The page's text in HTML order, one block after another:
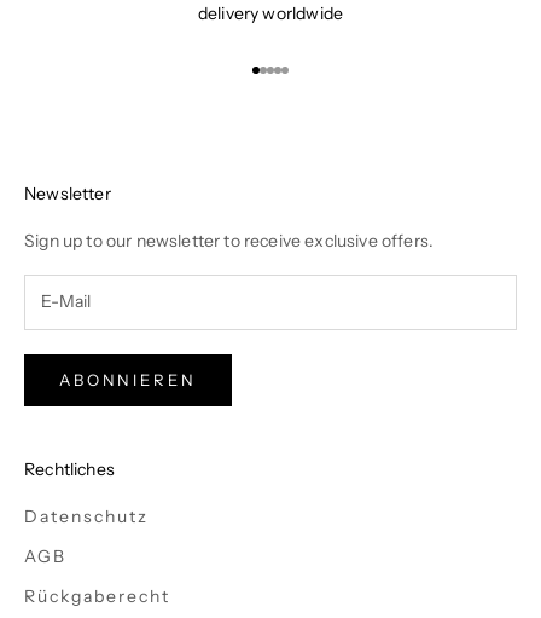
delivery worldwide
Gehe zu Element 1
Gehe zu Element 2
Gehe zu Element 3
Gehe zu Element 4
Gehe zu Element 5
Newsletter
Sign up to our newsletter to receive exclusive offers.
ABONNIEREN
Rechtliches
Datenschutz
AGB
Rückgaberecht